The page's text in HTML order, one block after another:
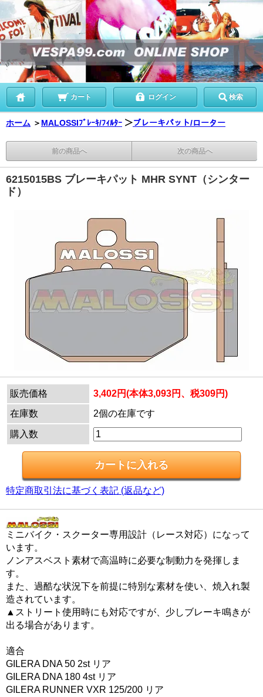
カート ログイン 検索
ホーム ＞ MALOSSIﾌﾞﾚｰｷ/ﾌｨﾙﾀｰ ＞ブレーキパット/ローター
前の商品へ 次の商品へ
6215015BS ブレーキパット MHR SYNT（シンター
ド）
販売価格
3,402円(本体3,093円、税309円)
在庫数
2個の在庫です
購入数
特定商取引法に基づく表記 (返品など)
ミニバイク・スクーター専用設計（レース対応）になって
います。
ノンアスベスト素材で高温時に必要な制動力を発揮しま
す。
また、過酷な状況下を前提に特別な素材を使い、焼入れ製
造されています。
▲ストリート使用時にも対応ですが、少しブレーキ鳴きが
出る場合があります。
適合
GILERA DNA 50 2st リア
GILERA DNA 180 4st リア
GILERA RUNNER VXR 125/200 リア